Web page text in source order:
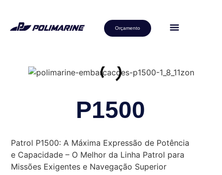
Orçamento
P1500
Patrol P1500: A Máxima Expressão de Potência
e Capacidade – O Melhor da Linha Patrol para
Missões Exigentes e Navegação Superior